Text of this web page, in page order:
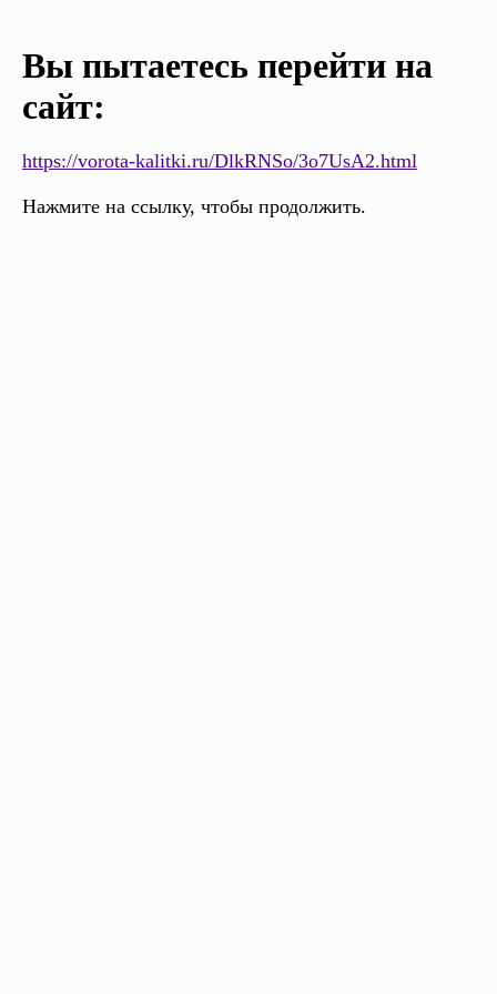
Вы пытаетесь перейти на
сайт:
https://vorota-kalitki.ru/DlkRNSo/3o7UsA2.html
Нажмите на ссылку, чтобы продолжить.